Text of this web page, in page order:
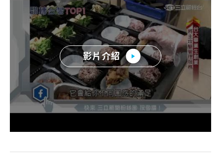
知識專區
平台介紹
影片介紹